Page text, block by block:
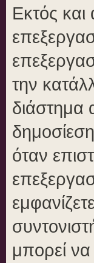
Εκτός και
την
διάστημα
όταν
μπορεί